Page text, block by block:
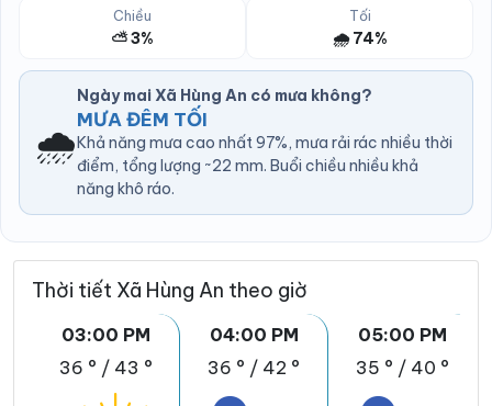
Chiều
⛅ 3%
Tối
🌧️ 74%
🌧️
Ngày mai Xã Hùng An có mưa không?
MƯA ĐÊM TỐI
Khả năng mưa cao nhất 97%, mưa rải rác nhiều thời
điểm, tổng lượng ~22 mm. Buổi chiều nhiều khả
năng khô ráo.
Thời tiết Xã Hùng An theo giờ
03:00 PM
36 ° / 43 °
04:00 PM
36 ° / 42 °
05:00 PM
35 ° / 40 °